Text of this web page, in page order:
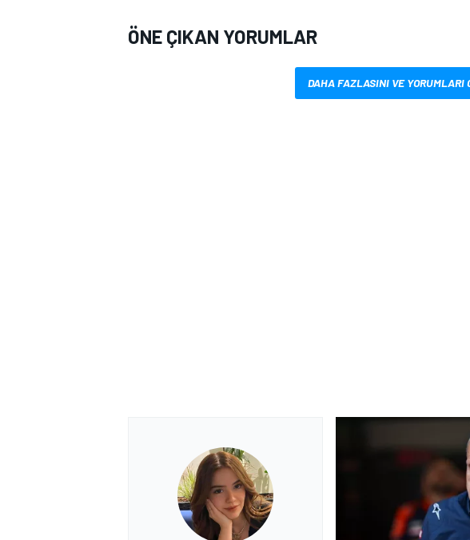
ÖNE ÇIKAN YORUMLAR
DAHA FAZLASINI VE YORUMLARI